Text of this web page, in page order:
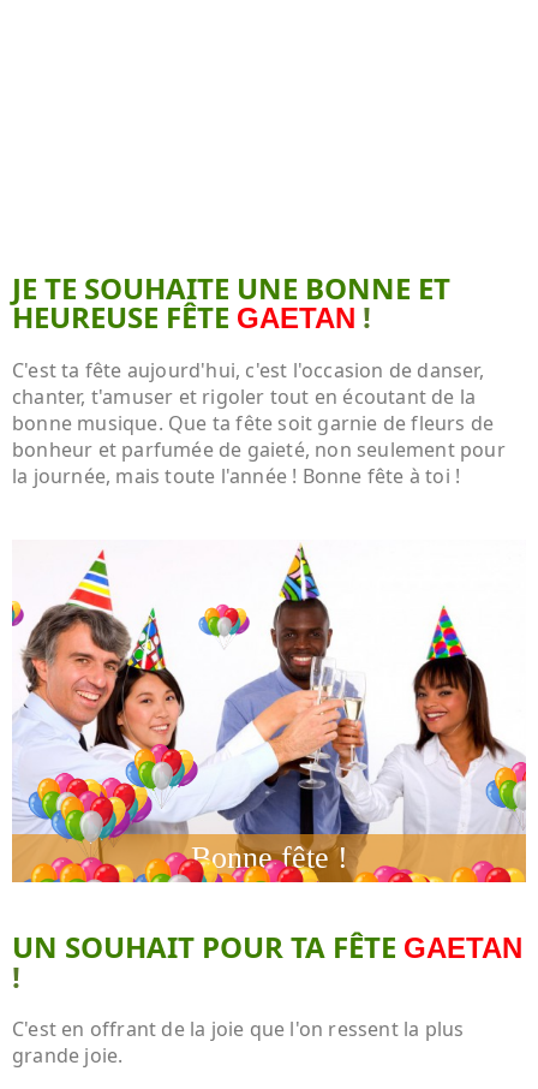
JE TE SOUHAITE UNE BONNE ET
HEUREUSE FÊTE GAETAN !
C'est ta fête aujourd'hui, c'est l'occasion de danser,
chanter, t'amuser et rigoler tout en écoutant de la
bonne musique. Que ta fête soit garnie de fleurs de
bonheur et parfumée de gaieté, non seulement pour
la journée, mais toute l'année ! Bonne fête à toi !
UN SOUHAIT POUR TA FÊTE GAETAN
!
C'est en offrant de la joie que l'on ressent la plus
grande joie.